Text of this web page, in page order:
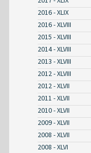
2016 - XLIX
2016 - XLVIII
2015 - XLVIII
2014 - XLVIII
2013 - XLVIII
2012 - XLVIII
2012 - XLVII
2011 - XLVII
2010 - XLVII
2009 - XLVII
2008 - XLVII
2008 - XLVI